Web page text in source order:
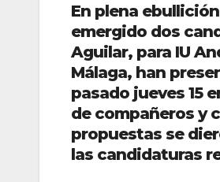
En plena
emergido dos
Aguilar, para IU
Málaga, han
pasado jueves 15
de compañeros y
propuestas se
las candidaturas